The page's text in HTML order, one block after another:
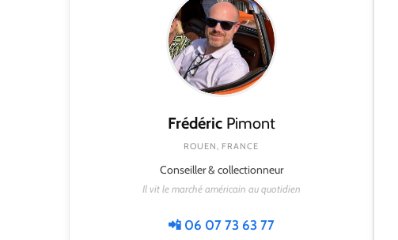
FrédéricPimont
ROUEN, FRANCE
Conseiller & collectionneur
Il vit le marché américain au quotidien
📲 06 07 73 63 77